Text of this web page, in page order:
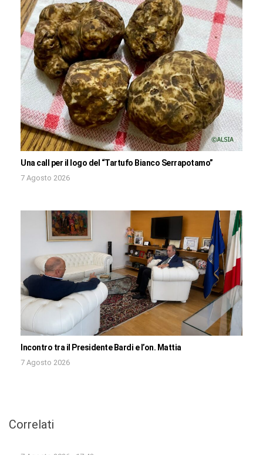
Una call per il logo del “Tartufo Bianco Serrapotamo”
7 Agosto 2026
Incontro tra il Presidente Bardi e l’on. Mattia
7 Agosto 2026
Correlati